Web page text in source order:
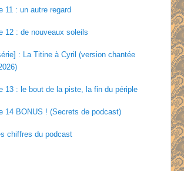
11 : un autre regard
12 : de nouveaux soleils
: La Titine à Cyril (version chantée
13 : le bout de la piste, la fin du périple
14 BONUS ! (Secrets de podcast)
chiffres du podcast